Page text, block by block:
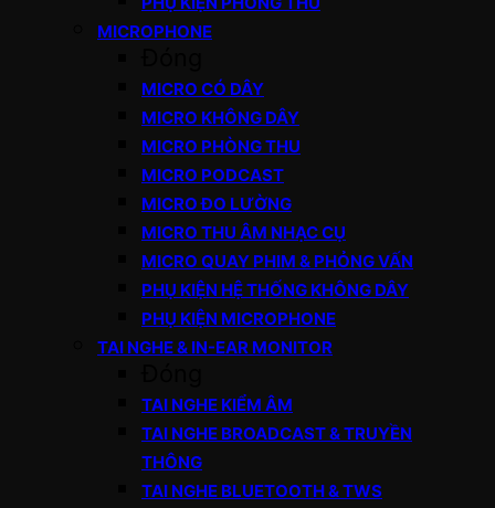
MICROPHONE
MICRO CÓ DÂY
MICRO KHÔNG DÂY
MICRO PHÒNG THU
MICRO PODCAST
MICRO ĐO LƯỜNG
MICRO THU ÂM NHẠC CỤ
MICRO QUAY PHIM & PHỎNG VẤN
PHỤ KIỆN HỆ THỐNG KHÔNG DÂY
PHỤ KIỆN MICROPHONE
TAI NGHE & IN-EAR MONITOR
TAI NGHE KIỂM ÂM
TAI NGHE BROADCAST & TRUYỀN
THÔNG
TAI NGHE BLUETOOTH & TWS